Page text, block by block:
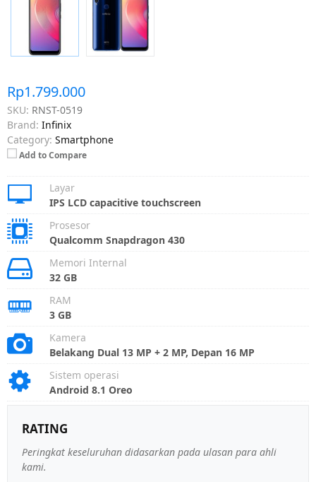
Rp1.799.000
SKU: RNST-0519
Brand: Infinix
Category: Smartphone
Add to Compare
Layar
IPS LCD capacitive touchscreen
Prosesor
Qualcomm Snapdragon 430
Memori Internal
32 GB
RAM
3 GB
Kamera
Belakang Dual 13 MP + 2 MP, Depan 16 MP
Sistem operasi
Android 8.1 Oreo
RATING
Peringkat keseluruhan didasarkan pada ulasan para ahli
kami.